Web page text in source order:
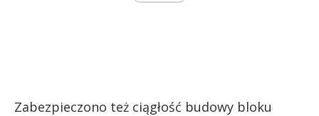
Zabezpieczono też ciągłość budowy bloku